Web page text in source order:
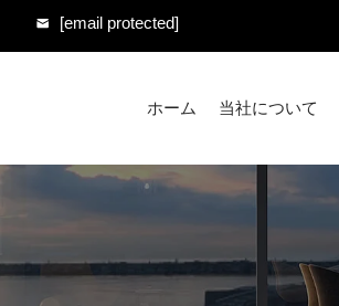
[email protected]
ホーム 当社について